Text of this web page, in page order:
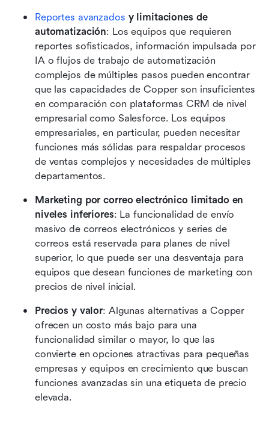
Reportes avanzados y limitaciones de
automatización: Los equipos que requieren
reportes sofisticados, información impulsada por
IA o flujos de trabajo de automatización
complejos de múltiples pasos pueden encontrar
que las capacidades de Copper son insuficientes
en comparación con plataformas CRM de nivel
empresarial como Salesforce. Los equipos
empresariales, en particular, pueden necesitar
funciones más sólidas para respaldar procesos
de ventas complejos y necesidades de múltiples
departamentos.
Marketing por correo electrónico limitado en
niveles inferiores: La funcionalidad de envío
masivo de correos electrónicos y series de
correos está reservada para planes de nivel
superior, lo que puede ser una desventaja para
equipos que desean funciones de marketing con
precios de nivel inicial.
Precios y valor: Algunas alternativas a Copper
ofrecen un costo más bajo para una
funcionalidad similar o mayor, lo que las
convierte en opciones atractivas para pequeñas
empresas y equipos en crecimiento que buscan
funciones avanzadas sin una etiqueta de precio
elevada.